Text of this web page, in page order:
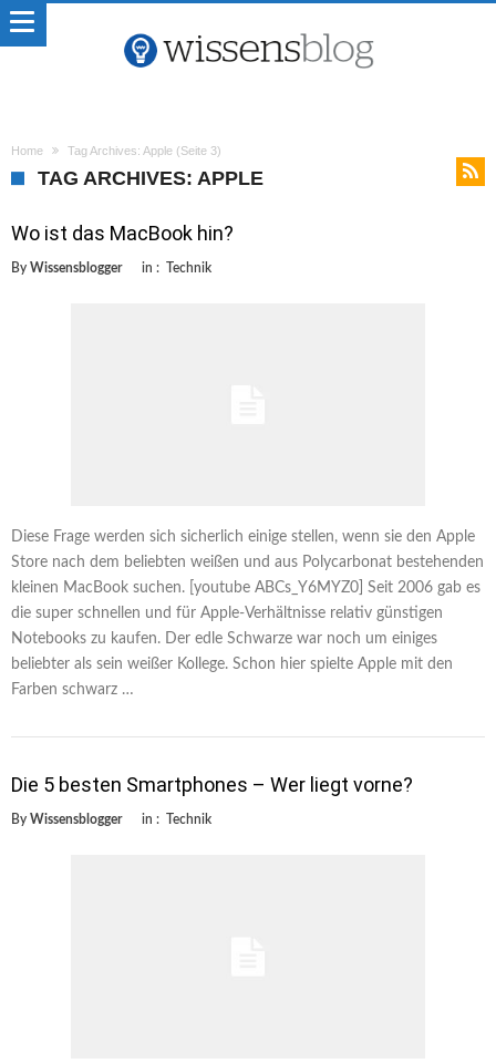
Home Tag Archives: Apple (Seite 3)
TAG ARCHIVES: APPLE
Wo ist das MacBook hin?
By Wissensblogger in : Technik
Diese Frage werden sich sicherlich einige stellen, wenn sie den Apple
Store nach dem beliebten weißen und aus Polycarbonat bestehenden
kleinen MacBook suchen. [youtube ABCs_Y6MYZ0] Seit 2006 gab es
die super schnellen und für Apple-Verhältnisse relativ günstigen
Notebooks zu kaufen. Der edle Schwarze war noch um einiges
beliebter als sein weißer Kollege. Schon hier spielte Apple mit den
Farben schwarz …
Die 5 besten Smartphones – Wer liegt vorne?
By Wissensblogger in : Technik